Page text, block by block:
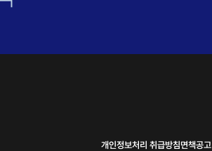
개인정보처리 취급방침면책공고